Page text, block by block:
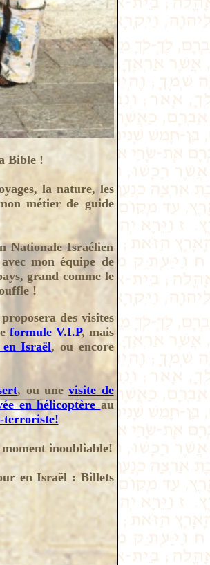
Bible !
la nature, les
métier de guide
Nationale Israélien
mon équipe de
grand comme le
!
des visites
formule V.I.P, mais
en Israël, ou encore
, ou unevisite de
en hélicoptèreau
terroriste!
inoubliable!
en Israël : Billets